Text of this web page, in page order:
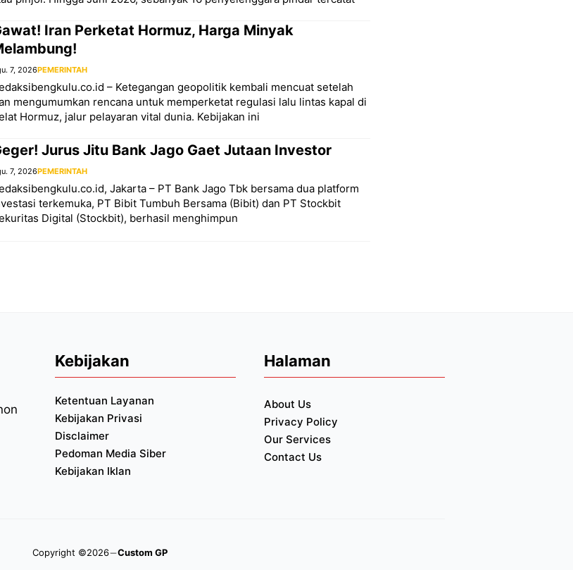
Iran Perketat Hormuz, Harga Minyak
7, 2026PEMERINTAH
– Ketegangan geopolitik kembali mencuat setelah
mengumumkan rencana untuk memperketat regulasi lalu lintas kapal di
Hormuz, jalur pelayaran vital dunia. Kebijakan ini
Jurus Jitu Bank Jago Gaet Jutaan Investor
7, 2026PEMERINTAH
Jakarta – PT Bank Jago Tbk bersama dua platform
terkemuka, PT Bibit Tumbuh Bersama (Bibit) dan PT Stockbit
Digital (Stockbit), berhasil menghimpun
Kebijakan
Ketentuan Layanan
Kebijakan Privasi
Disclaimer
Pedoman Media Siber
Kebijakan Iklan
Halaman
About Us
Privacy Policy
Our Services
Contact Us
Copyright ©2026 Custom GP